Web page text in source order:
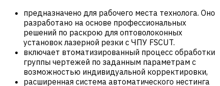
предназначено для рабочего места технолога. Оно
разработано на основе профессиональных
решений по раскрою для оптоволоконных
установок лазерной резки с ЧПУ FSCUT.
включает втоматизированный процесс обработки
группы чертежей по заданным параметрам с
возможностью индивидуальной корректировки,
расширенная система автоматического нестинга